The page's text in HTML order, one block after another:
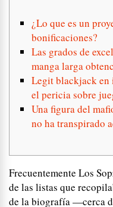
¿Lo que es un
bonificaciones?
Las grados de
manga larga
Legit blackjack en
el pericia sobre
Una figura del
no ha transpirado
Frecuentemente Los
de las listas que
de la biografía —cerca